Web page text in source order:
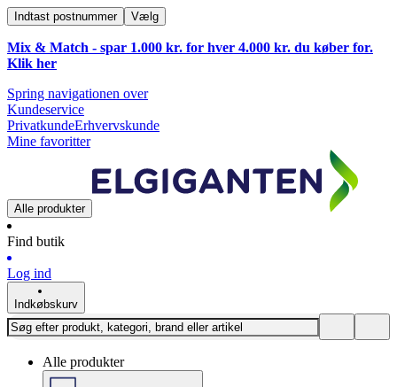
Indtast postnummer Vælg
Mix & Match - spar 1.000 kr. for hver 4.000 kr. du køber for.
Klik her
Spring navigationen over
Kundeservice
PrivatkundeErhvervskunde
Mine favoritter
Alle produkter
Find butik
Log ind
Indkøbskurv
Alle produkter